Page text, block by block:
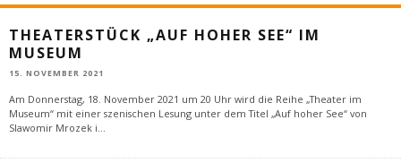
THEATERSTÜCK „AUF HOHER SEE“ IM
MUSEUM
15. NOVEMBER 2021
Am Donnerstag, 18. November 2021 um 20 Uhr wird die Reihe „Theater im
Museum“ mit einer szenischen Lesung unter dem Titel „Auf hoher See“ von
Slawomir Mrozek i